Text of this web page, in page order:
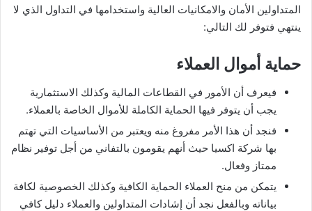
المتداولين الأمان والامكانيات العالية واستخدامها في التداول الذي لا
ينتهي فتوفر لك التالي:
حماية أموال العملاء
فيعرف أن الأمور في القطاعات المالية وكذلك الاستثمارية
يجب أن يتوفر فيها الحماية الكاملة للأموال الخاصة بالعملاء.
فنجد أن هذا الأمر مفروغ منه ويعتبر من الأساسيات التي تهتم
بها شركة اكسيا حيث أنهم يقومون بالتفاني من أجل توفير نظام
ممتاز وفعال.
يتمكن من منح العملاء الحماية الكافية وكذلك الخصوصية لكافة
بياناته وبالفعل نجد أن إشادات المتداولين والعملاء دليل كافي